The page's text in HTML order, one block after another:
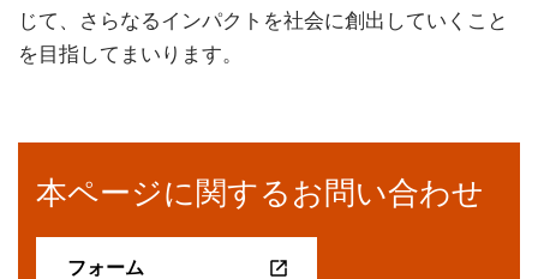
じて、さらなるインパクトを社会に創出していくこと
を目指してまいります。
本ページに関するお問い合わせ
フォーム